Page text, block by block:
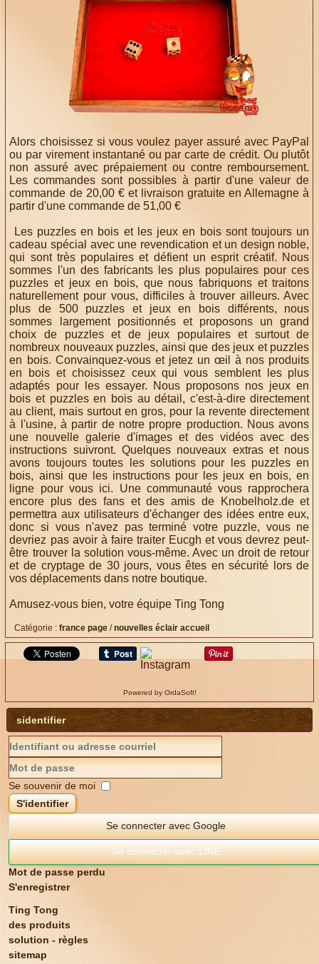
Alors choisissez si vous voulez payer assuré avec PayPal
ou par virement instantané ou par carte de crédit. Ou plutôt
non assuré avec prépaiement ou contre remboursement.
Les commandes sont possibles à partir d'une valeur de
commande de 20,00 € et livraison gratuite en Allemagne à
partir d'une commande de 51,00 €
Les puzzles en bois et les jeux en bois sont toujours un
cadeau spécial avec une revendication et un design noble,
qui sont très populaires et défient un esprit créatif. Nous
sommes l'un des fabricants les plus populaires pour ces
puzzles et jeux en bois, que nous fabriquons et traitons
naturellement pour vous, difficiles à trouver ailleurs. Avec
plus de 500 puzzles et jeux en bois différents, nous
sommes largement positionnés et proposons un grand
choix de puzzles et de jeux populaires et surtout de
nombreux nouveaux puzzles, ainsi que des jeux et puzzles
en bois. Convainquez-vous et jetez un œil à nos produits
en bois et choisissez ceux qui vous semblent les plus
adaptés pour les essayer. Nous proposons nos jeux en
bois et puzzles en bois au détail, c'est-à-dire directement
au client, mais surtout en gros, pour la revente directement
à l'usine, à partir de notre propre production. Nous avons
une nouvelle galerie d'images et des vidéos avec des
instructions suivront. Quelques nouveaux extras et nous
avons toujours toutes les solutions pour les puzzles en
bois, ainsi que les instructions pour les jeux en bois, en
ligne pour vous ici. Une communauté vous rapprochera
encore plus des fans et des amis de Knobelholz.de et
permettra aux utilisateurs d'échanger des idées entre eux,
donc si vous n'avez pas terminé votre puzzle, vous ne
devriez pas avoir à faire traiter Eucgh et vous devrez peut-
être trouver la solution vous-même. Avec un droit de retour
et de cryptage de 30 jours, vous êtes en sécurité lors de
vos déplacements dans notre boutique.
Amusez-vous bien, votre équipe Ting Tong
Catégorie :france page /nouvelles éclair accueil
Powered by OrdaSoft!
sidentifier
Se souvenir de moi
S'identifier
Se connecter avec Google
Se connecter avec LINE
Mot de passe perdu
S'enregistrer
Ting Tong
des produits
solution - règles
sitemap